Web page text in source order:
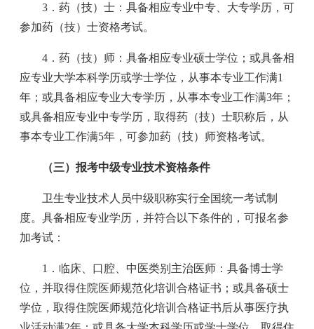
3．药（技）士：具备相应专业中专、大专学历，可
参加药（技）士资格考试。
4．药（技）师：具备相应专业硕士学位；或具备相
应专业大学本科学历或学士学位，从事本专业工作满1
年；或具备相应专业大专学历，从事本专业工作满3年；
或具备相应专业中专学历，取得药（技）士职称后，从
事本专业工作满5年，可参加药（技）师资格考试。
（三）报考中级专业技术资格条件
卫生专业技术人员中级职称实行全国统一考试制
度。具备相应专业学历，并符合以下条件的，可报名参
加考试：
1．临床、口腔、中医类别主治医师：具备博士学
位，并取得住院医师规范化培训合格证书；或具备硕士
学位，取得住院医师规范化培训合格证书后从事医疗执